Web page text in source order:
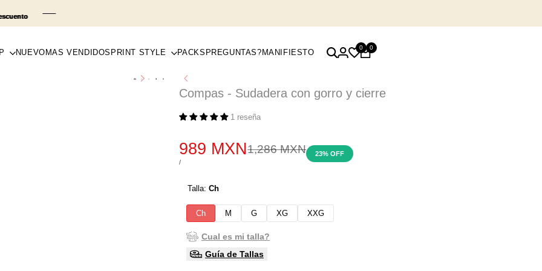
NUEVO MAS VENDIDOS PRINT STYLE PACKS PREGUNTAS? MANIFIESTO
0 0
Compas - Sudadera con gorro y cierre
1 reseña
Precio
1,286 MXN
Precio
de
venta
989 MXN
PRECIO
/POR
23% OFF
Talla: Ch
Ch M G XG XXG
Cual es mi talla?
Guía de Tallas